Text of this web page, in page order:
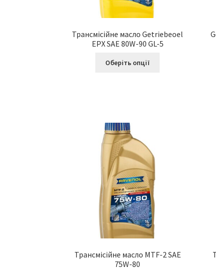
Трансмісійне масло Getriebeoel
EPX SAE 80W-90 GL-5
Оберіть опції
Трансмісійне масло MTF-2 SAE
75W-80